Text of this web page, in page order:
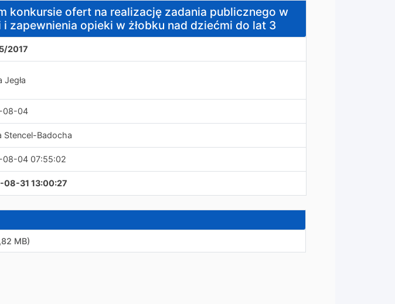
ofert na realizację zadania publicznego w zakresie organizacji i zapewnienia opieki
konkursie ofert na realizację zadania publicznego w
zapewnienia opieki w żłobku nad dziećmi do lat 3
2017
Jegła
08-04
Stencel-Badocha
08-04 07:55:02
08-31 13:00:27
MB)